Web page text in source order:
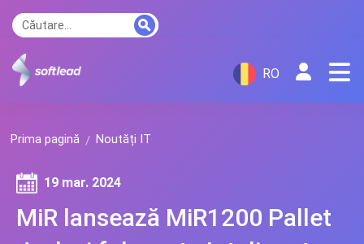
RO
Prima pagină Noutăți IT
MiR lansează MiR1200 Pallet
19 mar. 2024